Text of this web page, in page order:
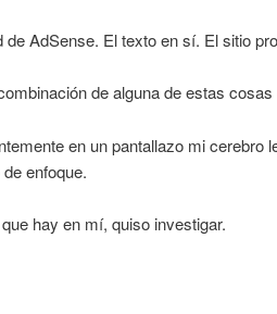
de AdSense. El texto en sí. El sitio
de alguna de estas
en un pantallazo mi cerebro
enfoque.
hay en mí, quiso investigar.